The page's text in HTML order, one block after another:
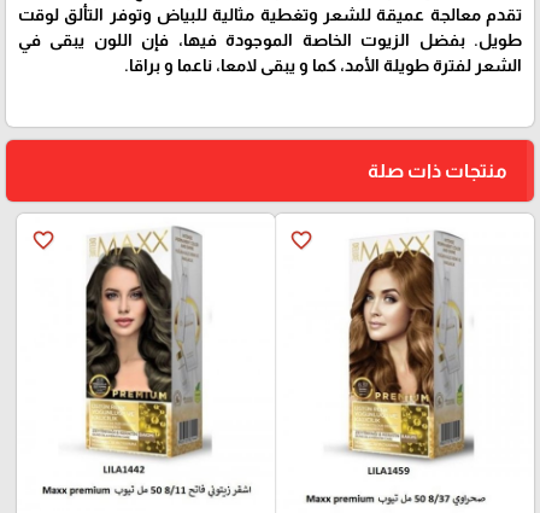
تقدم معالجة عميقة للشعر وتغطية مثالية للبياض وتوفر التألق لوقت
طويل. بفضل الزيوت الخاصة الموجودة فيها، فإن اللون يبقى في
الشعر لفترة طويلة الأمد، كما و يبقى لامعا، ناعما و براقا.
منتجات ذات صلة
favorite_border
favorite_border